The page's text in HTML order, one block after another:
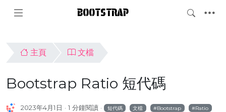
BOOTSTRAP
主頁 文檔
Bootstrap Ratio 短代碼
2023年4月1日 1 分鐘閱讀 短代碼 文檔 Bootstrap Ratio